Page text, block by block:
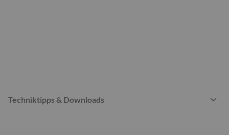
Techniktipps & Downloads